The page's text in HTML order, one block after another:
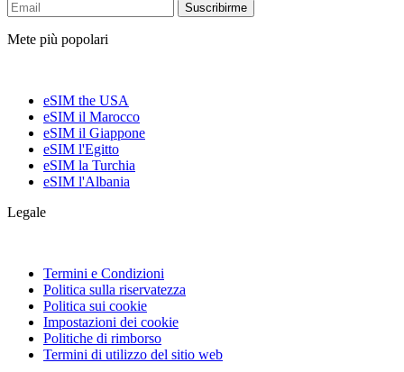
Suscribirme
Mete più popolari
eSIM the USA
eSIM il Marocco
eSIM il Giappone
eSIM l'Egitto
eSIM la Turchia
eSIM l'Albania
Legale
Termini e Condizioni
Politica sulla riservatezza
Politica sui cookie
Impostazioni dei cookie
Politiche di rimborso
Termini di utilizzo del sitio web